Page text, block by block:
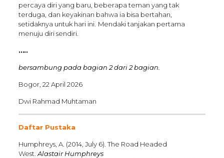
percaya diri yang baru, beberapa teman yang tak
terduga, dan keyakinan bahwa ia bisa bertahan,
setidaknya untuk hari ini. Mendaki tanjakan pertama
menuju diri sendiri.
…..
bersambung pada bagian 2 dari 2 bagian.
Bogor, 22 April 2026
Dwi Rahmad Muhtaman
Daftar Pustaka
Humphreys, A. (2014, July 6). The Road Headed
West. Alastair Humphreys